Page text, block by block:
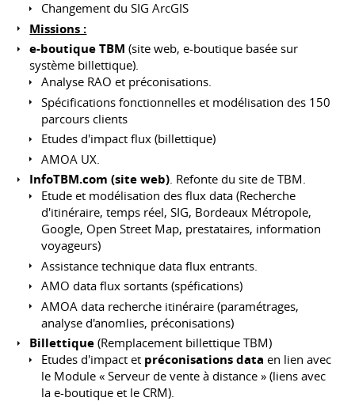
Changement du SIG ArcGIS
Missions :
e-boutique TBM (site web, e-boutique basée sur
système billettique).
Analyse RAO et préconisations.
Spécifications fonctionnelles et modélisation des 150
parcours clients
Etudes d'impact flux (billettique)
AMOA UX.
InfoTBM.com (site web). Refonte du site de TBM.
Etude et modélisation des flux data (Recherche
d'itinéraire, temps réel, SIG, Bordeaux Métropole,
Google, Open Street Map, prestataires, information
voyageurs)
Assistance technique data flux entrants.
AMO data flux sortants (spéfications)
AMOA data recherche itinéraire (paramétrages,
analyse d'anomlies, préconisations)
Billettique (Remplacement billettique TBM)
Etudes d'impact et préconisations data en lien avec
le Module « Serveur de vente à distance » (liens avec
la e-boutique et le CRM).